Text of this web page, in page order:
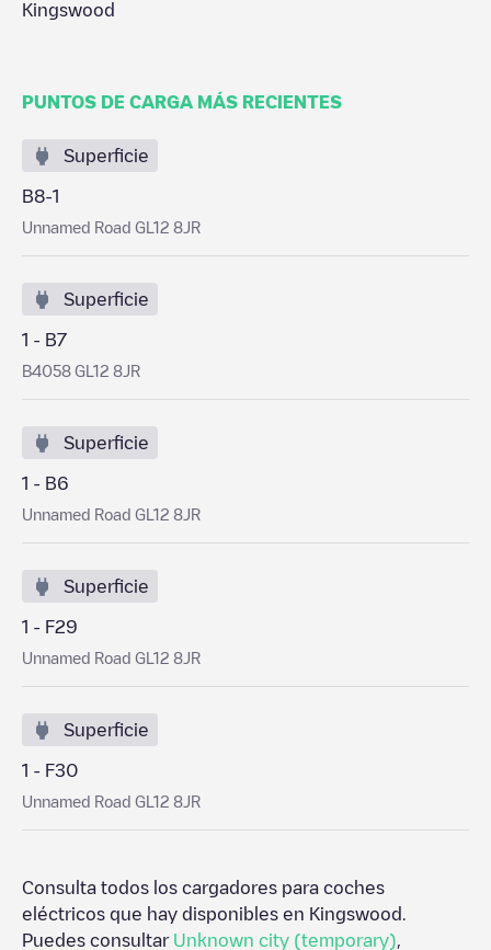
Kingswood
PUNTOS DE CARGA MÁS RECIENTES
Superficie
B8-1
Unnamed Road GL12 8JR
Superficie
1 - B7
B4058 GL12 8JR
Superficie
1 - B6
Unnamed Road GL12 8JR
Superficie
1 - F29
Unnamed Road GL12 8JR
Superficie
1 - F30
Unnamed Road GL12 8JR
Consulta todos los cargadores para coches
eléctricos que hay disponibles en Kingswood
Puedes consultar Unknown city (temporary)